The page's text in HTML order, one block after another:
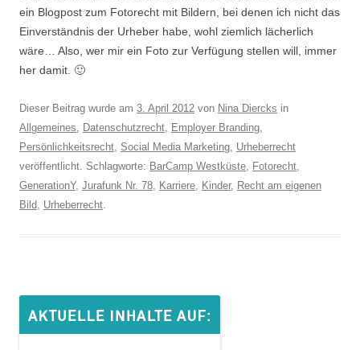
ein Blogpost zum Fotorecht mit Bildern, bei denen ich nicht das
Einverständnis der Urheber habe, wohl ziemlich lächerlich
wäre… Also, wer mir ein Foto zur Verfügung stellen will, immer
her damit. 🙂
Dieser Beitrag wurde am 3. April 2012 von Nina Diercks in
Allgemeines, Datenschutzrecht, Employer Branding,
Persönlichkeitsrecht, Social Media Marketing, Urheberrecht
veröffentlicht. Schlagworte: BarCamp Westküste, Fotorecht,
GenerationY, Jurafunk Nr. 78, Karriere, Kinder, Recht am eigenen
Bild, Urheberrecht.